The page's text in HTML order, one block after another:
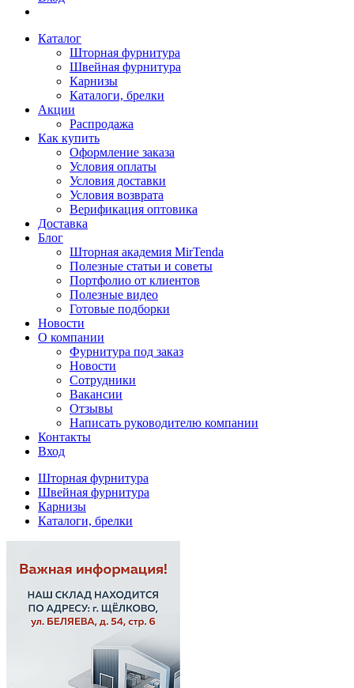
Каталог
Шторная фурнитура
Швейная фурнитура
Карнизы
Каталоги, брелки
Акции
Распродажа
Как купить
Оформление заказа
Условия оплаты
Условия доставки
Условия возврата
Верификация оптовика
Доставка
Блог
Шторная академия MirTenda
Полезные статьи и советы
Портфолио от клиентов
Полезные видео
Готовые подборки
Новости
О компании
Фурнитура под заказ
Новости
Сотрудники
Вакансии
Отзывы
Написать руководителю компании
Контакты
Вход
Шторная фурнитура
Швейная фурнитура
Карнизы
Каталоги, брелки